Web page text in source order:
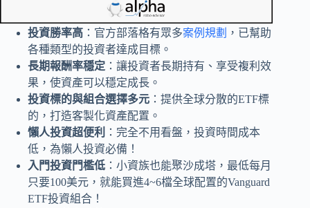
投資勝率高 ：官方部落格有眾多案例規劃 ，已幫助
各種類型的投資者達成目標。
長期報酬率穩定 ：讓投資者長期持有、享受複利效
果，使資產可以穩定成長。
投資標的與組合選擇多元 ：提供全球分散的ETF標
的，打造客製化資產配置。
懶人投資超便利
：完全不用看盤，投資時間成本
低，為懶人投資必備！
入門投資門檻低 ：小資族也能聚沙成塔，最低每月
只要100美元，就能買進4~6檔全球配置的Vanguard
ETF投資組合！